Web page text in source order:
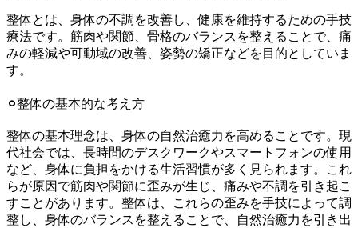
整体とは、身体の不調を改善し、健康を維持するための手技
療法です。筋肉や関節、骨格のバランスを整えることで、痛
みの軽減や可動域の改善、姿勢の矯正などを目的としていま
す。
⚪︎整体の基本的な考え方
整体の基本理念は、身体の自然治癒力を高めることです。現
代社会では、長時間のデスクワークやスマートフォンの使用
など、身体に負担をかける生活習慣が多く見られます。これ
らが原因で筋肉や関節に歪みが生じ、痛みや不調を引き起こ
すことがあります。整体は、これらの歪みを手技によって調
整し、身体のバランスを整えることで、自然治癒力を引き出